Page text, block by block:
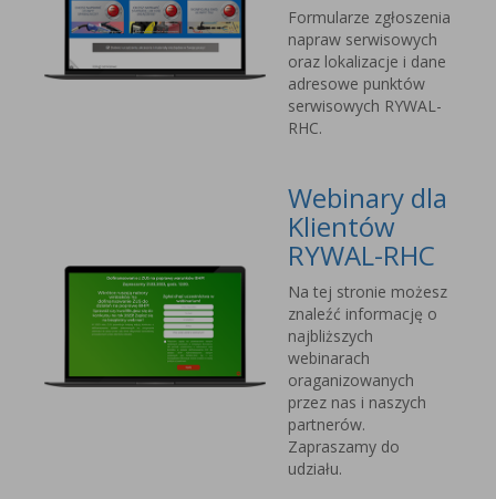
Formularze zgłoszenia
napraw serwisowych
oraz lokalizacje i dane
adresowe punktów
serwisowych RYWAL-
RHC.
Webinary dla
Klientów
RYWAL-RHC
Na tej stronie możesz
znaleźć informację o
najbliższych
webinarach
oraganizowanych
przez nas i naszych
partnerów.
Zapraszamy do
udziału.